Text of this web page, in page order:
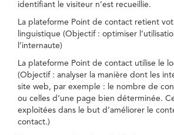
identifiant le visiteur n’est recueillie.
La plateforme Point de contact retient
linguistique (Objectif : optimiser
l’internaute)
La plateforme Point de contact utilise le
(Objectif : analyser la manière dont les
site web, par exemple : le nombre de
ou celles d’une page bien déterminée.
exploitées dans le but d’améliorer le
contact.)